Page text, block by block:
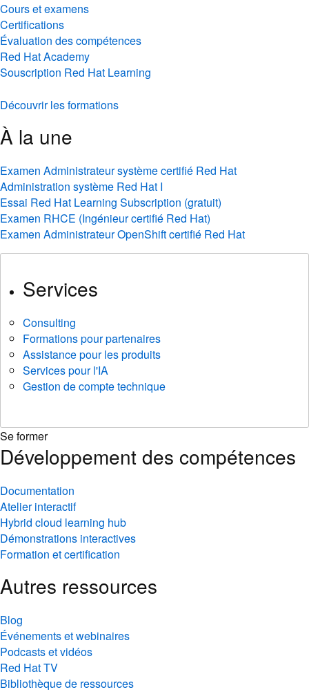
Cours et examens
Certifications
Évaluation des compétences
Red Hat Academy
Souscription Red Hat Learning
Découvrir les formations
À la une
Examen Administrateur système certifié Red Hat
Administration système Red Hat I
Essai Red Hat Learning Subscription (gratuit)
Examen RHCE (Ingénieur certifié Red Hat)
Examen Administrateur OpenShift certifié Red Hat
Services
Consulting
Formations pour partenaires
Assistance pour les produits
Services pour l'IA
Gestion de compte technique
Se former
Développement des compétences
Documentation
Atelier interactif
Hybrid cloud learning hub
Démonstrations interactives
Formation et certification
Autres ressources
Blog
Événements et webinaires
Podcasts et vidéos
Red Hat TV
Bibliothèque de ressources